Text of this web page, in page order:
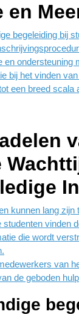
en
begeleiding bij
en ondersteuning
bij het vinden
een breed
kunnen lang
studenten vinden
die wordt
van
de geboden